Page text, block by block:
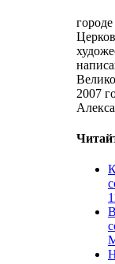
2007